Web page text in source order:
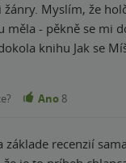
Myslím, že
měla - pěkně se mi
knihu Jak se
do vatičky do
připomněl
neboť jsem se
Ano 8
recenzií